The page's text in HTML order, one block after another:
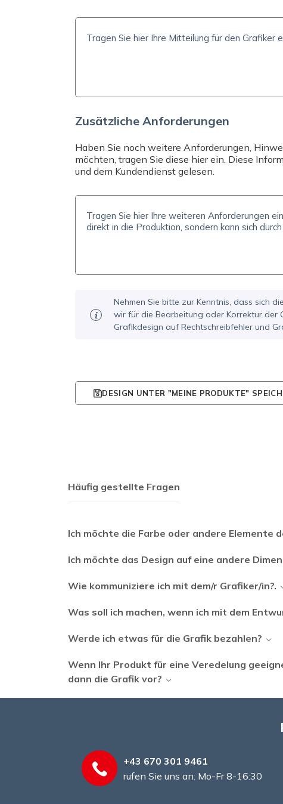
Zusätzliche Anforderungen
Haben Sie noch weitere Anforderungen,
möchten, tragen Sie diese hier ein. Diese
und dem Kundendienst gelesen.
Nehmen Sie bitte zur Kenntnis, dass sich
wir für die Bearbeitung oder Korrektur der
Grafikdesign auf Rechtschreibfehler und
DESIGN UNTER "MEINE PRODUKTE"
Häufig gestellte Fragen
Ich möchte die Farbe oder andere Elemente
Ich möchte das Design auf eine andere
Wie kommuniziere ich mit dem/r Grafiker/in?.
Was soll ich machen, wenn ich mit dem
Werde ich etwas für die Grafik bezahlen?
Wenn Ihr Produkt für eine Veredelung
dann die Grafik vor?
+43 670 301 9461
rufen Sie uns an: Mo-Fr 8-16:30